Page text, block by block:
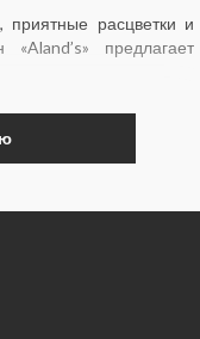
расцветки и
предлагает